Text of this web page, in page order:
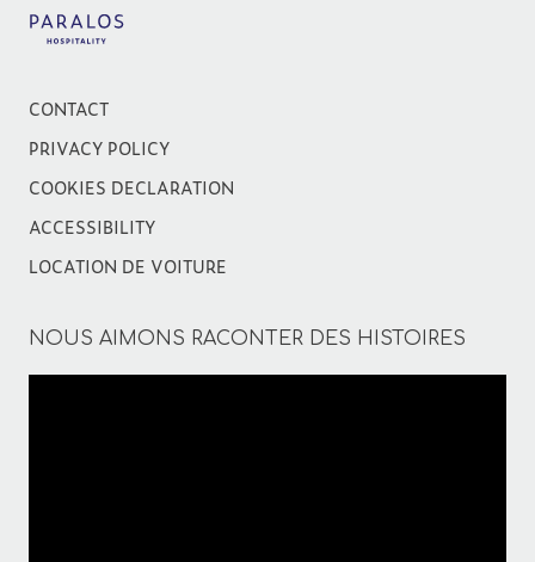
CONTACT
PRIVACY POLICY
COOKIES DECLARATION
ACCESSIBILITY
LOCATION DE VOITURE
NOUS AIMONS RACONTER DES HISTOIRES